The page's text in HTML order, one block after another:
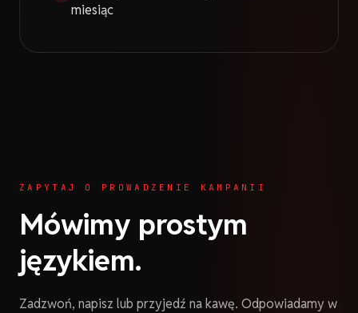
miesiąc
ZAPYTAJ O PROWADZENIE KAMPANII
Mówimy prostym
językiem.
Zadzwoń, napisz lub przyjedź na kawę. Odpowiadamy w